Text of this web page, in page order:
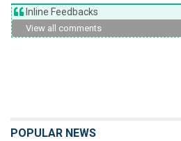
Inline Feedbacks
View all comments
POPULAR NEWS